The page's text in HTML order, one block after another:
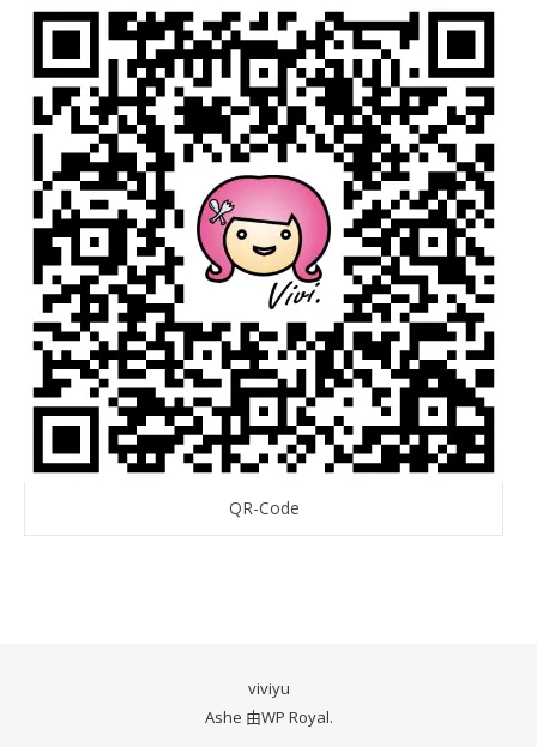
QR-Code
viviyu
Ashe 由WP Royal.